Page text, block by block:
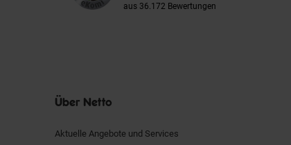
aus 36.172 Bewertungen
Über Netto
Aktuelle Angebote und Services